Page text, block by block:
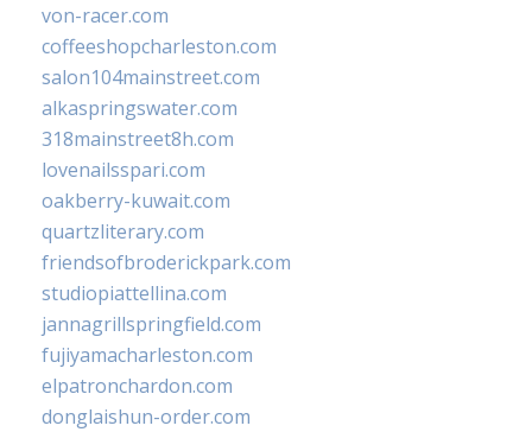
von-racer.com
coffeeshopcharleston.com
salon104mainstreet.com
alkaspringswater.com
318mainstreet8h.com
lovenailsspari.com
oakberry-kuwait.com
quartzliterary.com
friendsofbroderickpark.com
studiopiattellina.com
jannagrillspringfield.com
fujiyamacharleston.com
elpatronchardon.com
donglaishun-order.com